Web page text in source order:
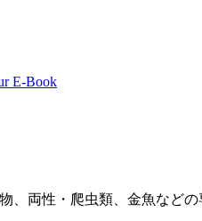
E-Book
、両性・爬虫類、金魚など